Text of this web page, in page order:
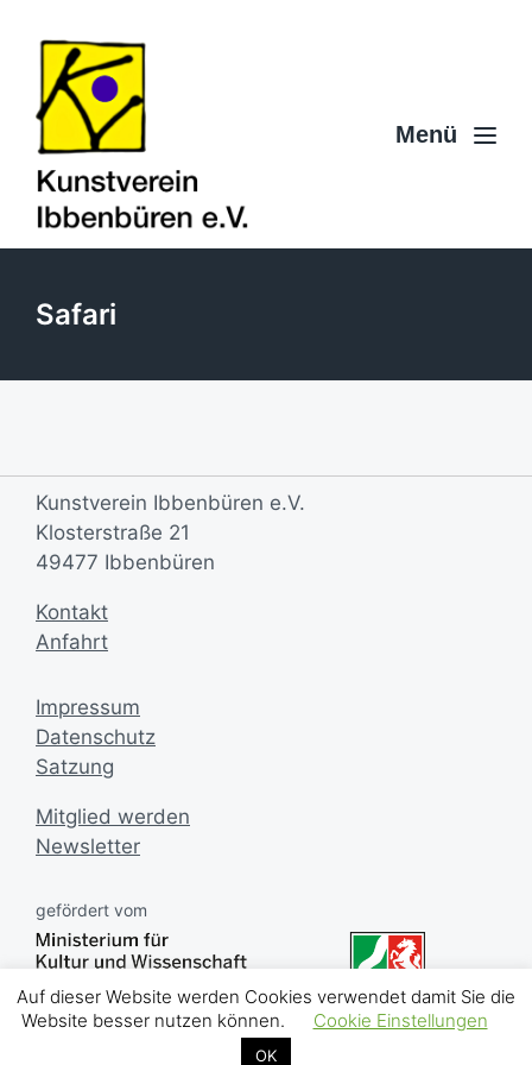
Menü
Safari
Kunstverein Ibbenbüren e.V.
Klosterstraße 21
49477 Ibbenbüren
Kontakt
Anfahrt
Impressum
Datenschutz
Satzung
Mitglied werden
Newsletter
gefördert vom
Auf dieser Website werden Cookies verwendet damit Sie die
Website besser nutzen können.
Cookie Einstellungen
OK